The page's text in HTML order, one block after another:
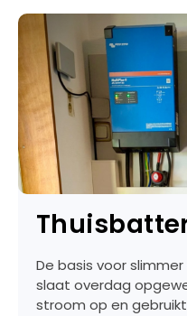
De basis voor
slaat overdag
stroom op en gebruikt